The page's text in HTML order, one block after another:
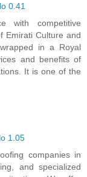
0.41
with competitive
Emirati Culture and
in a Royal
and benefits of
It is one of the
1.05
companies in
and specialized